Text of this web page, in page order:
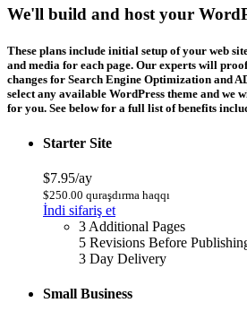
We'll build and host your
These plans include initial setup of your web
and media for each page. Our experts will
changes for Search Engine Optimization and
select any available WordPress theme and we
for you. See below for a full list of benefits
Starter Site
$7.95/ay
$250.00 quraşdırma haqqı
İndi sifariş et
3 Additional Pages
5 Revisions Before
3 Day Delivery
Small Business